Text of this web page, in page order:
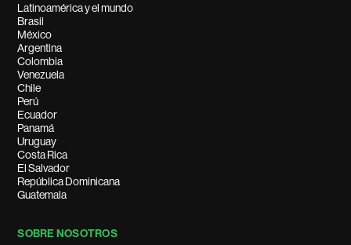
Latinoamérica y el mundo
Brasil
México
Argentina
Colombia
Venezuela
Chile
Perú
Ecuador
Panamá
Uruguay
Costa Rica
El Salvador
República Dominicana
Guatemala
SOBRE NOSOTROS